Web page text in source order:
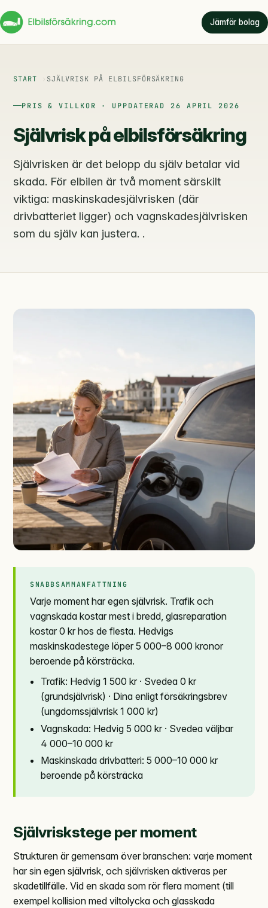
Jämför bolag
START SJÄLVRISK PÅ ELBILSFÖRSÄKRING
PRIS & VILLKOR · UPPDATERAD 26 APRIL 2026
Självrisk på elbilsförsäkring
Självrisken är det belopp du själv betalar vid
skada. För elbilen är två moment särskilt
viktiga: maskinskadesjälvrisken (där
drivbatteriet ligger) och vagnskadesjälvrisken
som du själv kan justera. .
SNABBSAMMANFATTNING
Varje moment har egen självrisk. Trafik och
vagnskada kostar mest i bredd, glasreparation
kostar 0 kr hos de flesta. Hedvigs
maskinskadestege löper 5 000–8 000 kronor
beroende på körsträcka.
Trafik: Hedvig 1 500 kr · Svedea 0 kr
(grundsjälvrisk) · Dina enligt försäkringsbrev
(ungdomssjälvrisk 1 000 kr)
Vagnskada: Hedvig 5 000 kr · Svedea väljbar
4 000–10 000 kr
Maskinskada drivbatteri: 5 000–10 000 kr
beroende på körsträcka
Självriskstege per moment
Strukturen är gemensam över branschen: varje moment
har sin egen självrisk, och självrisken aktiveras per
skadetillfälle. Vid en skada som rör flera moment (till
exempel kollision med viltolycka och glasskada